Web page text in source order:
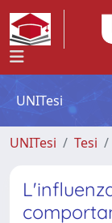
UNITesi
UNITesi Tesi